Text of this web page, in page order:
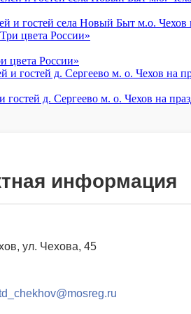
и гостей села Новый Быт м.о.
цвета России»
гостей д. Сергеево м. о. Чехов на
информация
ул. Чехова, 45